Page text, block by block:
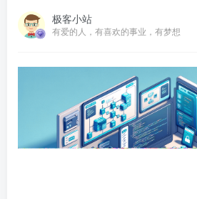
极客小站
有爱的人，有喜欢的事业，有梦想